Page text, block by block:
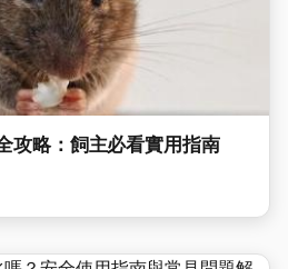
攻略：飼主必看實用指南